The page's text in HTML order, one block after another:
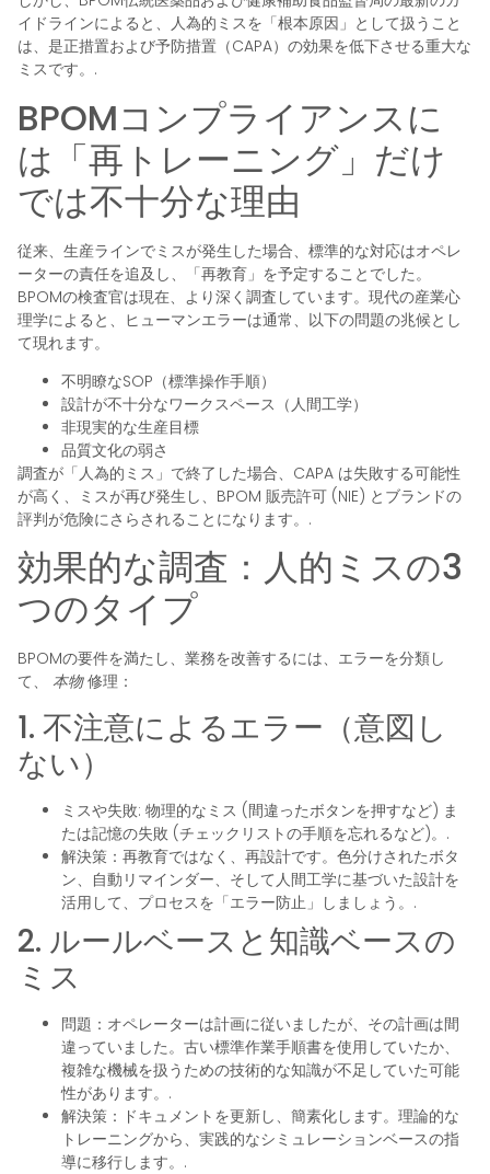
イドラインによると、人為的ミスを「根本原因」として扱うこと
は、是正措置および予防措置（CAPA）の効果を低下させる重大な
ミスです。.
BPOMコンプライアンスに
は「再トレーニング」だけ
では不十分な理由
従来、生産ラインでミスが発生した場合、標準的な対応はオペレ
ーターの責任を追及し、「再教育」を予定することでした。
BPOMの検査官は現在、より深く調査しています。現代の産業心
理学によると、ヒューマンエラーは通常、以下の問題の兆候とし
て現れます。
不明瞭なSOP（標準操作手順）
設計が不十分なワークスペース（人間工学）
非現実的な生産目標
品質文化の弱さ
調査が「人為的ミス」で終了した場合、CAPA は失敗する可能性
が高く、ミスが再び発生し、BPOM 販売許可 (NIE) とブランドの
評判が危険にさらされることになります。.
効果的な調査：人的ミスの3
つのタイプ
BPOMの要件を満たし、業務を改善するには、エラーを分類し
て、 本物修理：
1. 不注意によるエラー（意図し
ない）
ミスや失敗: 物理的なミス (間違ったボタンを押すなど) ま
たは記憶の失敗 (チェックリストの手順を忘れるなど)。.
解決策：再教育ではなく、再設計です。色分けされたボタ
ン、自動リマインダー、そして人間工学に基づいた設計を
活用して、プロセスを「エラー防止」しましょう。.
2. ルールベースと知識ベースの
ミス
問題：オペレーターは計画に従いましたが、その計画は間
違っていました。古い標準作業手順書を使用していたか、
複雑な機械を扱うための技術的な知識が不足していた可能
性があります。.
解決策：ドキュメントを更新し、簡素化します。理論的な
トレーニングから、実践的なシミュレーションベースの指
導に移行します。.